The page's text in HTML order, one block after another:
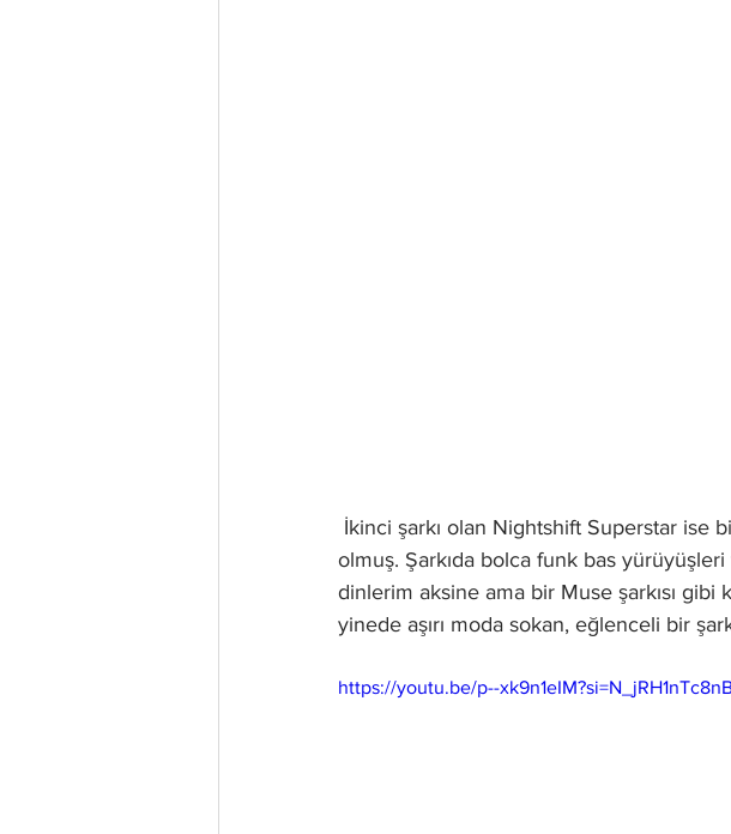
olmuş. Şarkıda bolca funk bas
dinlerim aksine ama bir Muse şarkısı
yinede aşırı moda sokan, eğlenceli bir
https://youtu.be/p--